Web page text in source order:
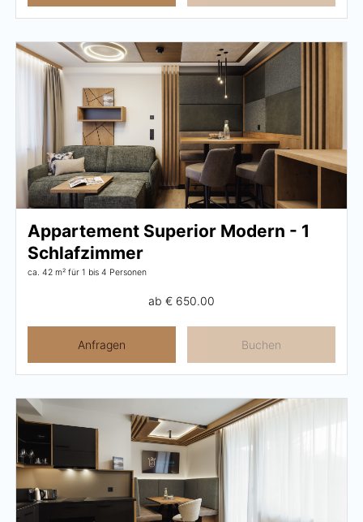
Appartement Superior Modern - 1
Schlafzimmer
ca. 42 m² für 1 bis 4 Personen
ab € 650.00
Anfragen Buchen